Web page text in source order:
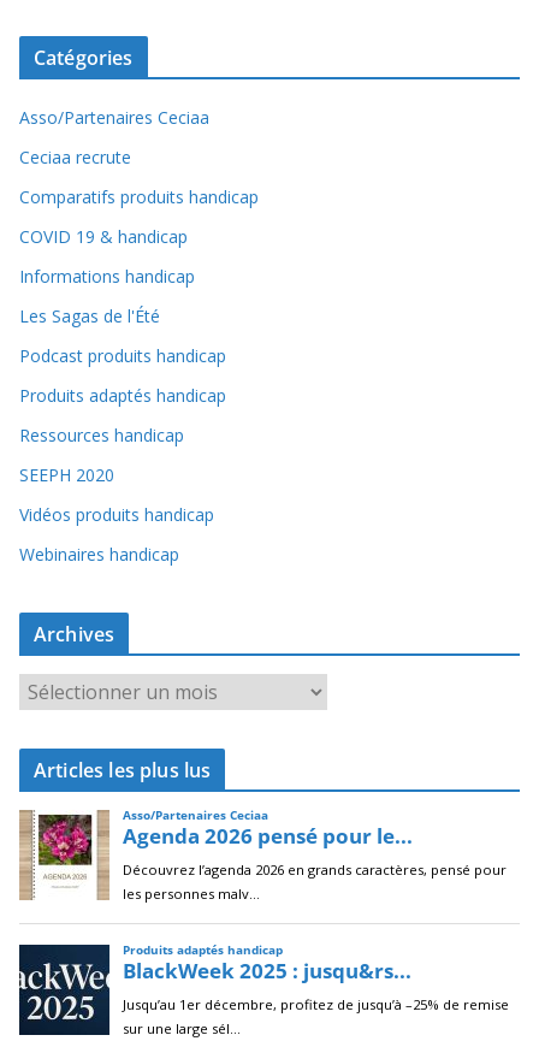
Catégories
Asso/Partenaires Ceciaa
Ceciaa recrute
Comparatifs produits handicap
COVID 19 & handicap
Informations handicap
Les Sagas de l'Été
Podcast produits handicap
Produits adaptés handicap
Ressources handicap
SEEPH 2020
Vidéos produits handicap
Webinaires handicap
Archives
c
i
v
e
s
Articles les plus lus